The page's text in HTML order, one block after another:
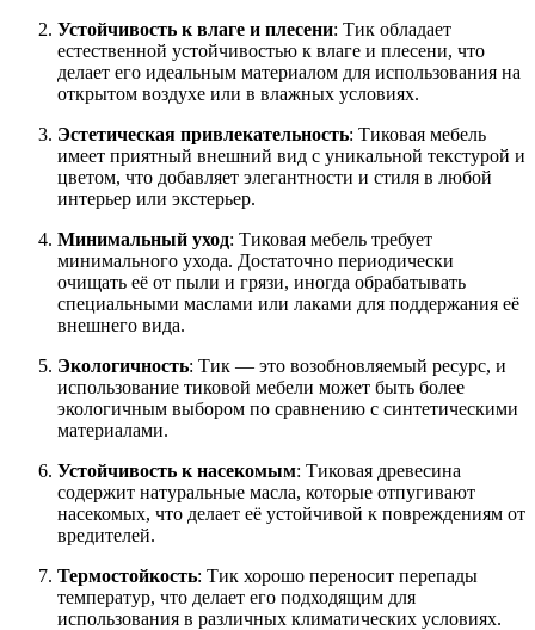
Устойчивость к влаге и плесени: Тик обладает
естественной устойчивостью к влаге и плесени, что
делает его идеальным материалом для использования на
открытом воздухе или в влажных условиях.
Эстетическая привлекательность: Тиковая мебель
имеет приятный внешний вид с уникальной текстурой и
цветом, что добавляет элегантности и стиля в любой
интерьер или экстерьер.
Минимальный уход: Тиковая мебель требует
минимального ухода. Достаточно периодически
очищать её от пыли и грязи, иногда обрабатывать
специальными маслами или лаками для поддержания её
внешнего вида.
Экологичность: Тик — это возобновляемый ресурс, и
использование тиковой мебели может быть более
экологичным выбором по сравнению с синтетическими
материалами.
Устойчивость к насекомым: Тиковая древесина
содержит натуральные масла, которые отпугивают
насекомых, что делает её устойчивой к повреждениям от
вредителей.
Термостойкость: Тик хорошо переносит перепады
температур, что делает его подходящим для
использования в различных климатических условиях.